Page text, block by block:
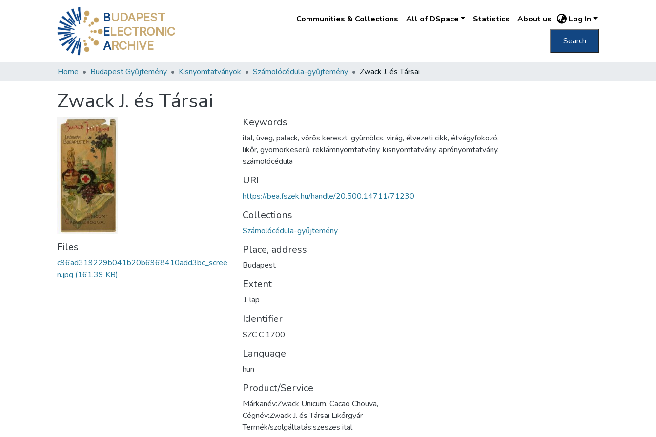
BUDAPEST
ELECTRONIC
ARCHIVE
Communities & Collections All of DSpace Statistics About us Log In
Search
Home Budapest Gyűjtemény Kisnyomtatványok Számolócédula-gyűjtemény Zwack J. és Társai
Zwack J. és Társai
Files
c96ad319229b041b20b6968410add3bc_scree
n.jpg (161.39 KB)
Keywords
ital, üveg, palack, vörös kereszt, gyümölcs, virág, élvezeti cikk, étvágyfokozó,
likőr, gyomorkeserű, reklámnyomtatvány, kisnyomtatvány, aprónyomtatvány,
számolócédula
URI
https://bea.fszek.hu/handle/20.500.14711/71230
Collections
Számolócédula-gyűjtemény
Place, address
Budapest
Extent
1 lap
Identifier
SZC C 1700
Language
hun
Product/Service
Márkanév:Zwack Unicum, Cacao Chouva,
Cégnév:Zwack J. és Társai Likőrgyár
Termék/szolgáltatás:szeszes ital